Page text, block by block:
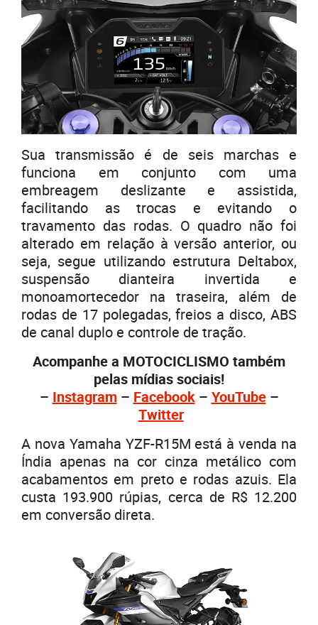
Sua transmissão é de seis marchas e
funciona em conjunto com uma
embreagem deslizante e assistida,
facilitando as trocas e evitando o
travamento das rodas. O quadro não foi
alterado em relação à versão anterior, ou
seja, segue utilizando estrutura Deltabox,
suspensão dianteira invertida e
monoamortecedor na traseira, além de
rodas de 17 polegadas, freios a disco, ABS
de canal duplo e controle de tração.
Acompanhe a MOTOCICLISMO também
pelas mídias sociais!
– Instagram– Facebook– YouTube–
Twitter
A nova Yamaha YZF-R15M está à venda na
Índia apenas na cor cinza metálico com
acabamentos em preto e rodas azuis. Ela
custa 193.900 rúpias, cerca de R$ 12.200
em conversão direta.